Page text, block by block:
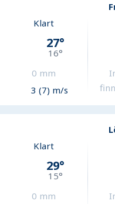
Klart
27°
16°
0 mm
3 (7) m/s
Klart
29°
15°
0 mm